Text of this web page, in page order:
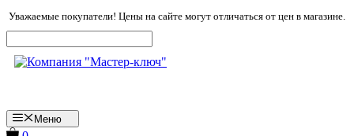
Перейти
к
содержимому
Уважаемые покупатели! Цены на сайте могут отличаться от цен в магазине.
Меню